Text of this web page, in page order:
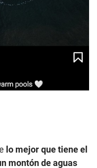
lo mejor que tiene el
montón de aguas